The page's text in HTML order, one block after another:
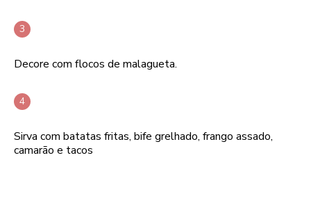
Decore com flocos de malagueta.
Sirva com batatas fritas, bife grelhado, frango assado,
camarão e tacos